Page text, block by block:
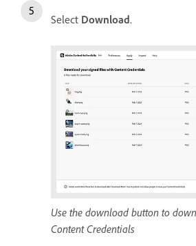
Select Download.
Use the download button to
Content Credentials